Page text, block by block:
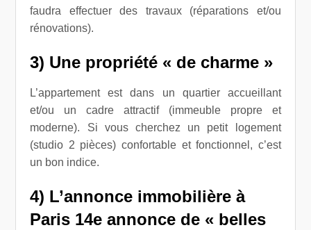
faudra effectuer des travaux (réparations et/ou
rénovations).
3) Une propriété « de charme »
L’appartement est dans un quartier accueillant
et/ou un cadre attractif (immeuble propre et
moderne). Si vous cherchez un petit logement
(studio 2 pièces) confortable et fonctionnel, c’est
un bon indice.
4) L’annonce immobilière à
Paris 14e annonce de « belles